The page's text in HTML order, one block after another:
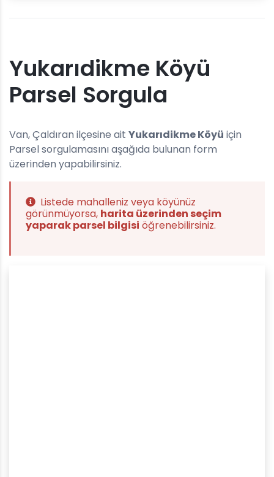
Yukarıdikme Köyü
Parsel Sorgula
Van, Çaldıran ilçesine ait Yukarıdikme Köyü için
Parsel sorgulamasını aşağıda bulunan form
üzerinden yapabilirsiniz.
Listede mahalleniz veya köyünüz
görünmüyorsa, harita üzerinden seçim
yaparak parsel bilgisi öğrenebilirsiniz.